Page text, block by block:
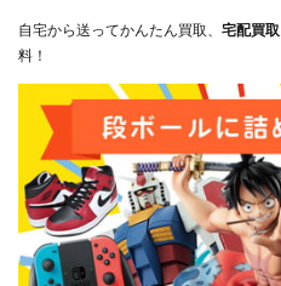
自宅から送ってかんたん買取、 宅配買取
料！